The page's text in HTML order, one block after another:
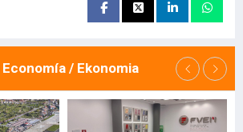
Economía / Ekonomia